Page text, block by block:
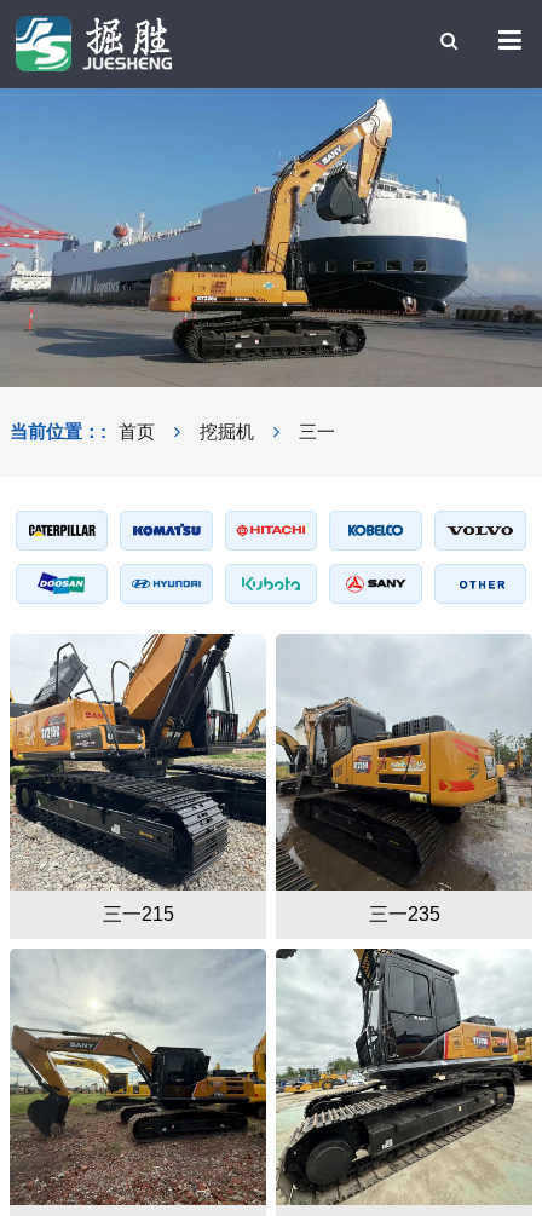
当前位置：: 首页 挖掘机 三一
三一215 三一235